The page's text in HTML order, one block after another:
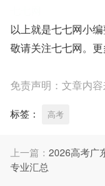
以上就是七七网小
敬请关注七七网。
免责声明：文章内
标签： 高考
上一篇： 2026高考广
专业汇总